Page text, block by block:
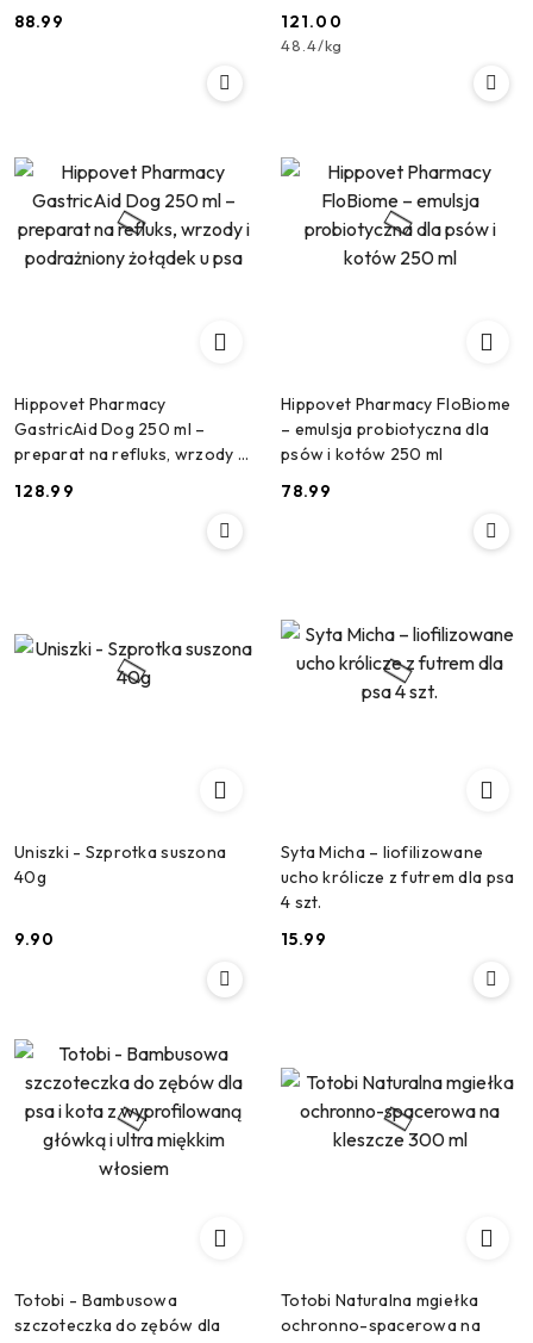
Cena:
88.99
Cena:
121.00
48.4/kg
Hippovet Pharmacy
GastricAid Dog 250 ml –
preparat na refluks, wrzody i
Cena:
128.99
Hippovet Pharmacy FloBiome
– emulsja probiotyczna dla
psów i kotów 250 ml
Cena:
78.99
Uniszki - Szprotka suszona
40g
Cena:
9.90
Syta Micha – liofilizowane
ucho królicze z futrem dla psa
4 szt.
Cena:
15.99
Totobi - Bambusowa
szczoteczka do zębów dla
Totobi Naturalna mgiełka
ochronno-spacerowa na